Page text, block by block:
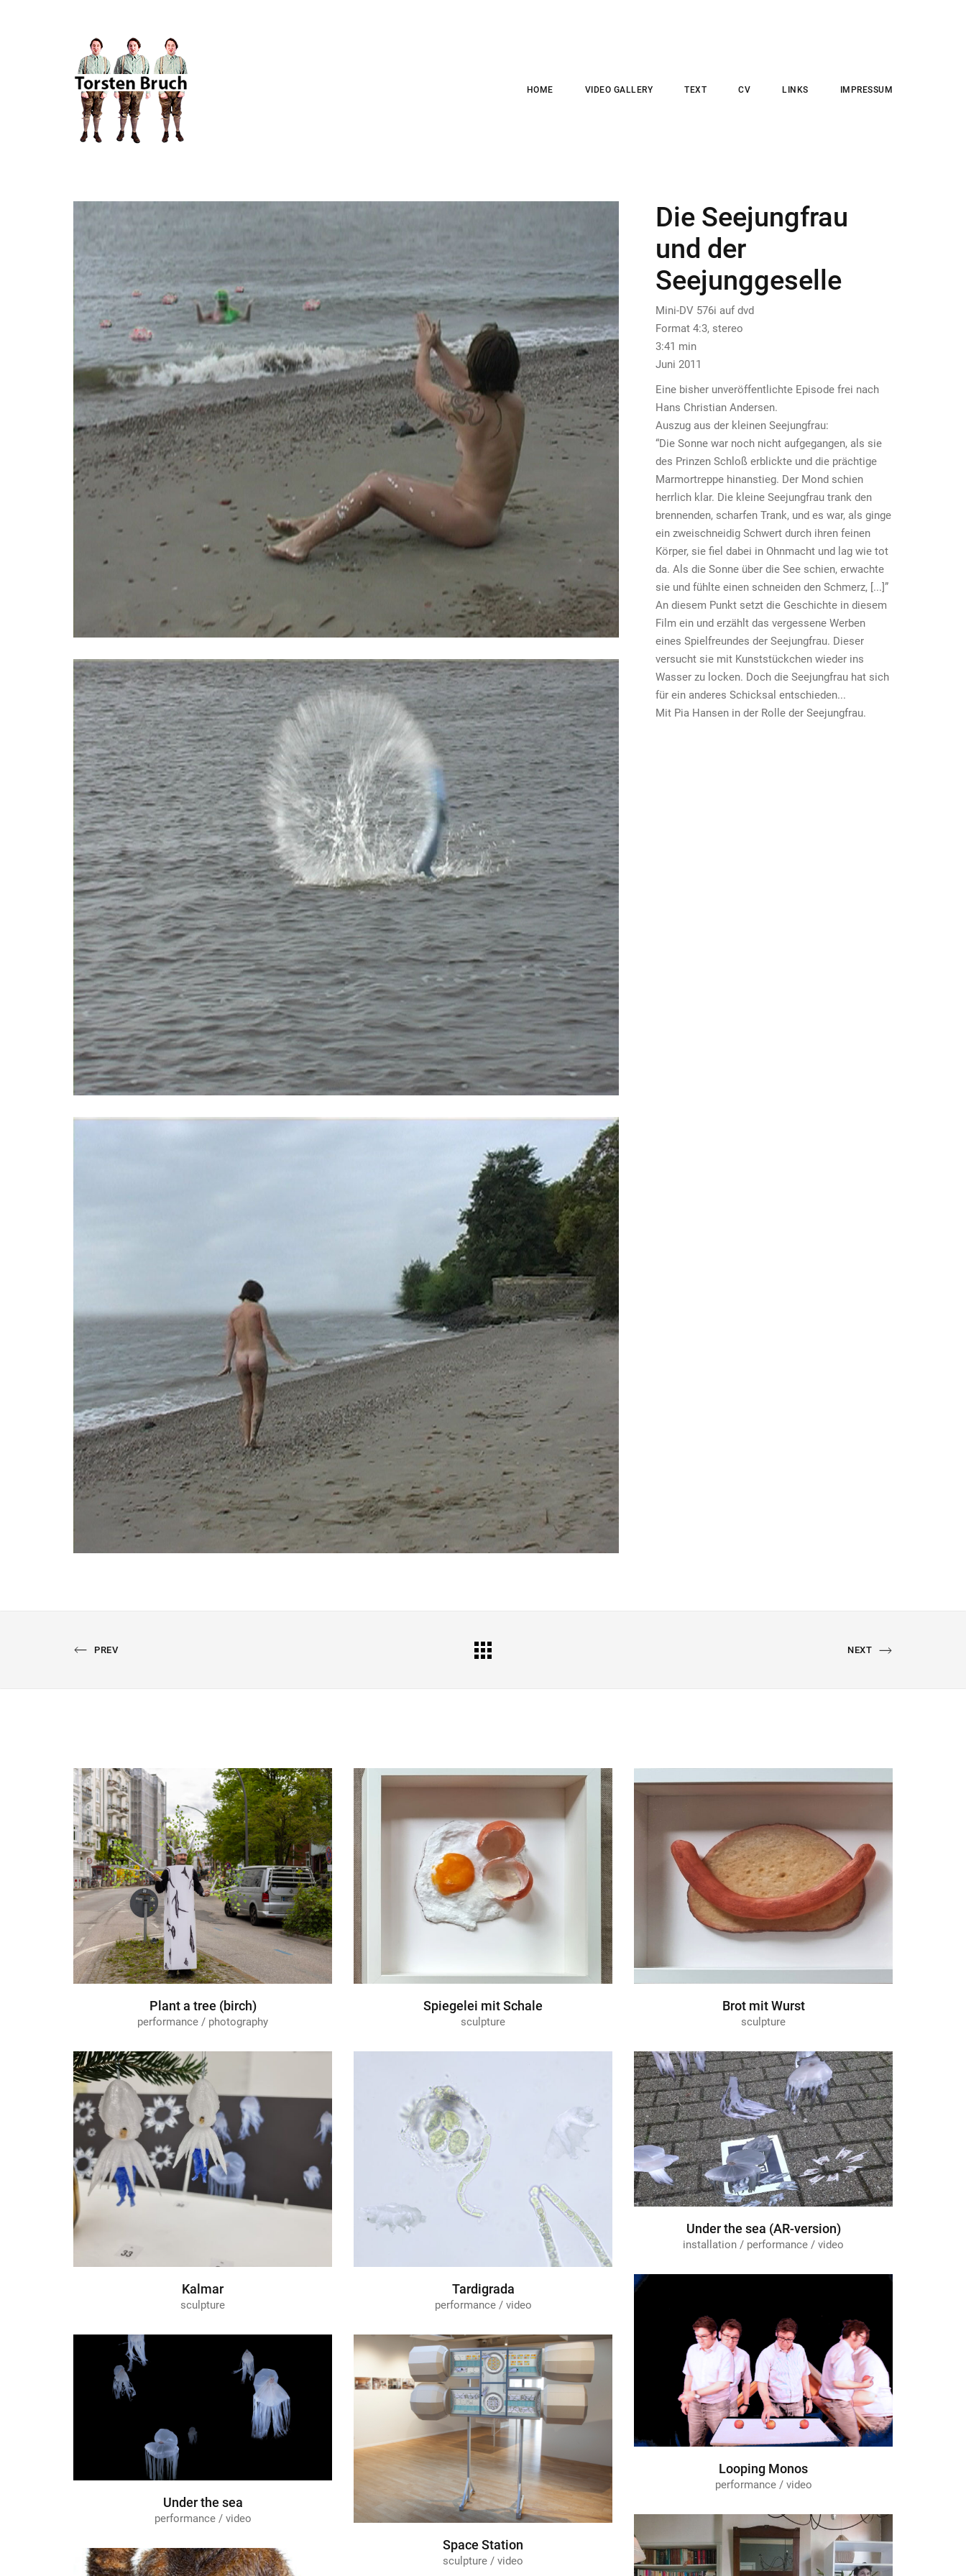
HOME VIDEO GALLERY TEXT CV LINKS IMPRESSUM
Die Seejungfrau
und der
Seejunggeselle
Mini-DV 576i auf dvd
Format 4:3, stereo
3:41 min
Juni 2011
Eine bisher unveröffentlichte Episode frei nach
Hans Christian Andersen.
Auszug aus der kleinen Seejungfrau:
“Die Sonne war noch nicht aufgegangen, als sie
des Prinzen Schloß erblickte und die prächtige
Marmortreppe hinanstieg. Der Mond schien
herrlich klar. Die kleine Seejungfrau trank den
brennenden, scharfen Trank, und es war, als ginge
ein zweischneidig Schwert durch ihren feinen
Körper, sie fiel dabei in Ohnmacht und lag wie tot
da. Als die Sonne über die See schien, erwachte
sie und fühlte einen schneiden den Schmerz, [...]”
An diesem Punkt setzt die Geschichte in diesem
Film ein und erzählt das vergessene Werben
eines Spielfreundes der Seejungfrau. Dieser
versucht sie mit Kunststückchen wieder ins
Wasser zu locken. Doch die Seejungfrau hat sich
für ein anderes Schicksal entschieden...
Mit Pia Hansen in der Rolle der Seejungfrau.
PREVIOUS
PREV
All
NEXT
NEXT
Plant a tree (birch)
performance / photography
Spiegelei mit Schale
sculpture
Brot mit Wurst
sculpture
Kalmar
sculpture
Tardigrada
performance / video
Under the sea (AR-version)
installation / performance / video
Looping Monos
performance / video
Under the sea
performance / video
Space Station
sculpture / video